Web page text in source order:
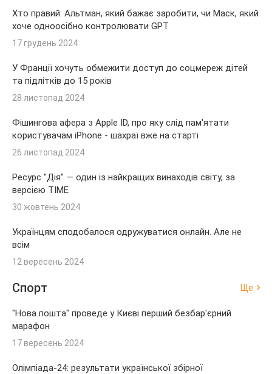
Хто правий: Альтман, який бажає заробити, чи Маск, який
хоче одноосібно контролювати GPT
17 грудень 2024
У Франції хочуть обмежити доступ до соцмереж дітей
та підлітків до 15 років
28 листопад 2024
Фішингова афера з Apple ID, про яку слід пам'ятати
користувачам iPhone - шахраї вже на старті
26 листопад 2024
Ресурс "Дія" — один із найкращих винаходів світу, за
версією TIME
30 жовтень 2024
Українцям сподобалося одружуватися онлайн. Але не
всім
12 вересень 2024
Спорт Ще
"Нова пошта" проведе у Києві перший безбар'єрний
марафон
17 вересень 2024
Олімпіада-24: результати української збірної